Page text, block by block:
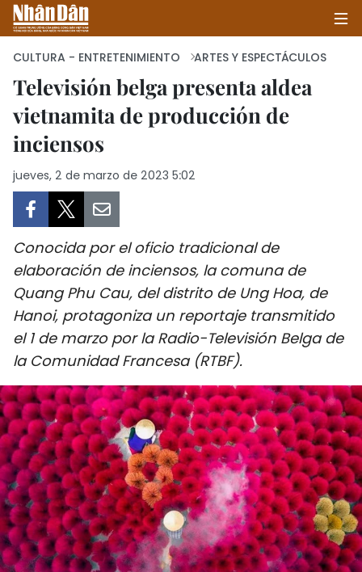
INICIO
SALUD - MEDIO AMBIENTE
CULTURA - ENTRETENIMIENTO
INTERNACIONAL
DEPORTES
VIAJES
PUENTE DE AMISTAD
HISTORIAS MULTIMEDIA
FOTOGRAFÍA
CULTURA - ENTRETENIMIENTO ARTES Y ESPECTÁCULOS
Televisión belga presenta aldea
vietnamita de producción de
inciensos
jueves, 2 de marzo de 2023 5:02
Conocida por el oficio tradicional de
elaboración de inciensos, la comuna de
Quang Phu Cau, del distrito de Ung Hoa, de
Hanoi, protagoniza un reportaje transmitido
el 1 de marzo por la Radio-Televisión Belga de
la Comunidad Francesa (RTBF).